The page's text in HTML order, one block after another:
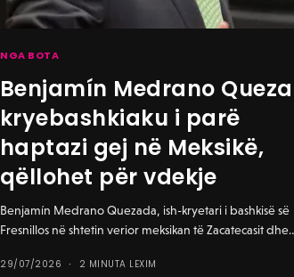
NGA BOTA
Benjamín Medrano
kryebashkiaku i parë
haptazi gej në Meksikë,
qëllohet për vdekje
Benjamín Medrano Quezada, ish-kryetari i bashkisë së
Fresnillos në shtetin verior meksikan të Zacatecasit
29/07/2026 2 MINUTA LEXIM